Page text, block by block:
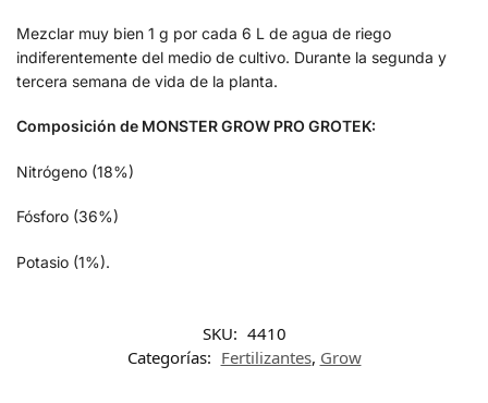
Mezclar muy bien 1 g por cada 6 L de agua de riego
indiferentemente del medio de cultivo. Durante la segunda y
tercera semana de vida de la planta.
Composición de MONSTER GROW PRO GROTEK:
Nitrógeno (18%)
Fósforo (36%)
Potasio (1%).
SKU: 4410
Categorías: Fertilizantes, Grow